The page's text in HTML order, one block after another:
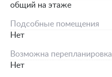
общий на этаже
Подсобные помещения
Нет
Возможна перепланировка
Нет